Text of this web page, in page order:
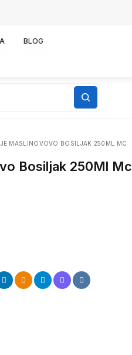
BLOG
MASLINOVOVO BOSILJAK 250ML MC
Bosiljak 250Ml Mc